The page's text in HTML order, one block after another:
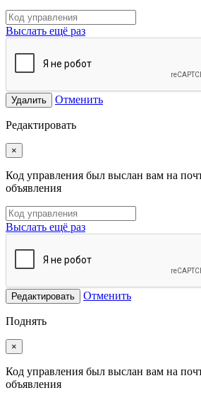
Выслать ещё раз
Удалить Отменить
Редактировать
×
Код управления был выслан вам на
объявления
Выслать ещё раз
Редактировать Отменить
Поднять
×
Код управления был выслан вам на
объявления